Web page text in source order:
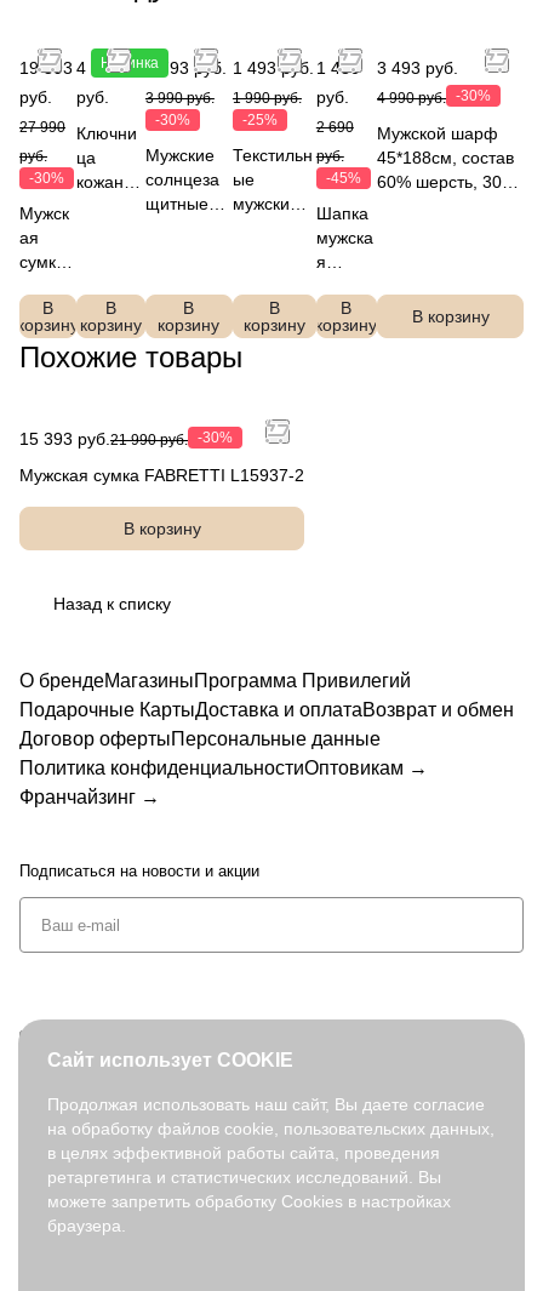
19 593
руб.
27 990
руб.
-30%
Мужск
ая
сумка
TTI
98962-
В
корзину
Новинка
4 490
руб.
Ключни
ца
кожаная
В
корзину
2 793 руб.
3 990 руб.
-30%
Мужские
солнцеза
щитные
12b В
корзину
1 493 руб.
1 990 руб.
-25%
Текстильн
ые
мужские
В
корзину
1 480
руб.
2 690
руб.
-45%
Шапка
мужска
я
TTI
DFRG5
В
корзину
3 493 руб.
4 990 руб. -30%
Мужской шарф
45*188см, состав
60% шерсть, 30%
В корзину
Похожие товары
15 393 руб. 21 990 руб. -30%
Мужская сумка FABRETTI L15937-2
В корзину
Назад к списку
О брендеМагазиныПрограмма Привилегий
Подарочные КартыДоставка и оплатаВозврат и обмен
Договор офертыПерсональные данные
Политика конфиденциальностиОптовикам →
Франчайзинг →
Подписаться на новости и акции
© 2026. fabretti.ru. Все права защищены
На информационном ресурсе применяются
рекомендательные
технологии .
Все ресурсы сайта fabretti.ru, включая (но не ограничиваясь)
Сайт использует COOKIE
Продолжая использовать наш сайт, Вы даете согласие
на обработку файлов cookie, пользовательских данных,
в целях эффективной работы сайта, проведения
ретаргетинга и статистических исследований. Вы
можете запретить обработку Cookies в настройках
браузера.